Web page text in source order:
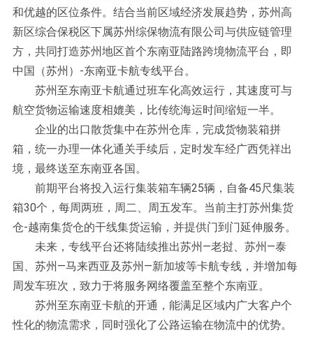
和优越的区位条件。结合当前区域经济发展趋势，苏州高
新区综合保税区下属苏州综保物流有限公司与供应链管理
方，共同打造苏州地区首个东南亚陆路跨境物流平台，即
中国（苏州）-东南亚卡航专线平台。
苏州至东南亚卡航通过班车化高效运行，其速度可与
航空货物运输速度相媲美，比传统海运时间缩短一半。
企业的出口散货集中在苏州仓库，完成货物装箱拼
箱，统一办理一体化通关手续后，定时发车经广西凭祥出
境，最终送至东南亚各国。
前期平台将投入运行集装箱车辆25辆，自备45尺集装
箱30个，每周两班，周二、周五发车。当前主打苏州集货
仓-越南集货仓的干线集货运输，并提供门到门延伸服务。
未来，专线平台还将陆续推出苏州—老挝、苏州—泰
国、苏州—马来西亚及苏州—新加坡等卡航专线，并增加每
周发车班次，致力于将服务网络覆盖至整个东南亚。
苏州至东南亚卡航的开通，能满足区域内广大客户个
性化的物流需求，同时强化了公路运输在物流中的优势。